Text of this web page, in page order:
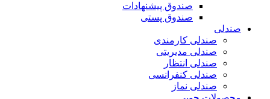
صندوق پیشنهادات
صندوق پستی
صندلی
صندلی کارمندی
صندلی مدیریتی
صندلی انتظار
صندلی کنفرانسی
صندلی نماز